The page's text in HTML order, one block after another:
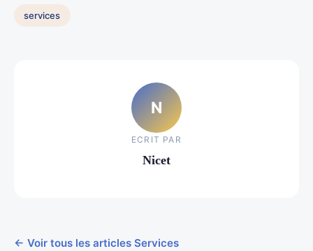
services
N
ECRIT PAR
Nicet
← Voir tous les articles Services